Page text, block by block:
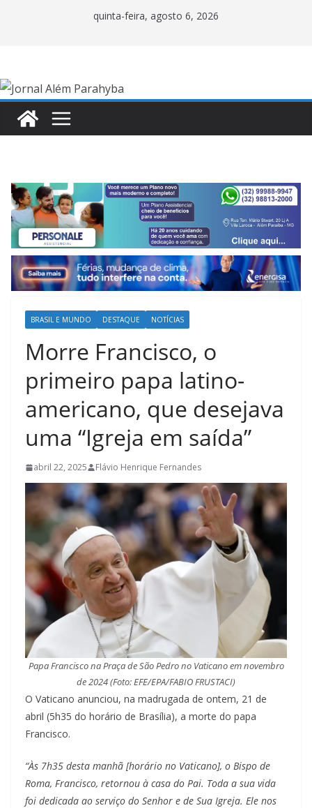
quinta-feira, agosto 6, 2026
BRASIL E MUNDO DESTAQUE NOTÍCIAS
Morre Francisco, o
primeiro papa latino-
americano, que desejava
uma “Igreja em saída”
abril 22, 2025 Flávio Henrique Fernandes
Papa Francisco na Praça de São Pedro no Vaticano em novembro
de 2024 (Foto: EFE/EPA/FABIO FRUSTACI)
O Vaticano anunciou, na madrugada de ontem, 21 de
abril (5h35 do horário de Brasília), a morte do papa
Francisco.
“Às 7h35 desta manhã [horário no Vaticano], o Bispo de
Roma, Francisco, retornou à casa do Pai. Toda a sua vida
foi dedicada ao serviço do Senhor e de Sua Igreja. Ele nos